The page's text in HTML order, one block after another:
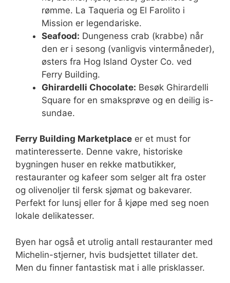
rømme. La Taqueria og El Farolito i
Mission er legendariske.
Seafood: Dungeness crab (krabbe) når
den er i sesong (vanligvis vintermåneder),
østers fra Hog Island Oyster Co. ved
Ferry Building.
Ghirardelli Chocolate: Besøk Ghirardelli
Square for en smaksprøve og en deilig is-
sundae.
Ferry Building Marketplace er et must for
matinteresserte. Denne vakre, historiske
bygningen huser en rekke matbutikker,
restauranter og kafeer som selger alt fra oster
og olivenoljer til fersk sjømat og bakevarer.
Perfekt for lunsj eller for å kjøpe med seg noen
lokale delikatesser.
Byen har også et utrolig antall restauranter med
Michelin-stjerner, hvis budsjettet tillater det.
Men du finner fantastisk mat i alle prisklasser.